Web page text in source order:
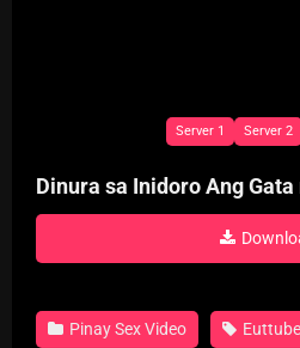
Server 1 Server 2
Dinura sa Inidoro Ang
Pinay Sex Video Euttube